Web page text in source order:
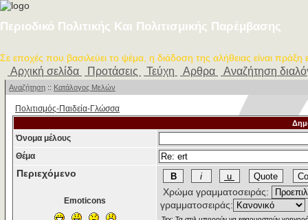
Περιοδικό Πολιτικής Και Πολιτισμικής Παρέμβασης
Σε εποχές που βασιλεύει το ψέμα, η διάδοση της αλήθειας είναι πράξη
Αρχική σελίδα Προτάσεις Τεύχη Αρθρα Αναζήτηση
Αναζήτηση :: Κατάλογος Μελών
Πολιτισμός-Παιδεία-Γλώσσα
Όνομα μέλους
Θέμα
Περιεχόμενο
Emoticons
Χρώμα γραμματοσειράς:
γραμματοσειράς: